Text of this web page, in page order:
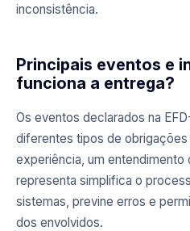
inconsistência.
Principais eventos e
funciona a entrega?
Os eventos declarados na
diferentes tipos de obrigações
experiência, um entendimento
representa simplifica o
sistemas, previne erros e
dos envolvidos.